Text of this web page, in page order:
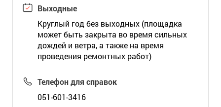
Выходные
Круглый год без выходных (площадка
может быть закрыта во время сильных
дождей и ветра, а также на время
проведения ремонтных работ)
Телефон для справок
051-601-3416